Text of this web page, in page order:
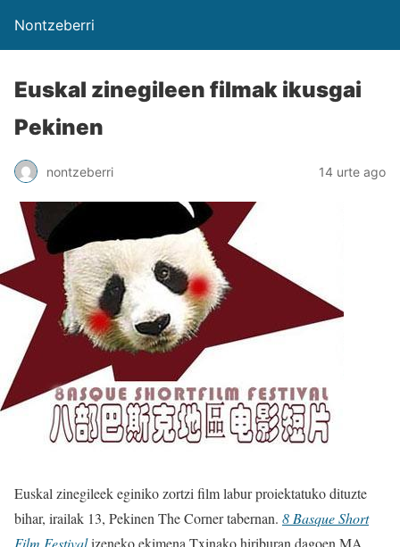
Nontzeberri
Euskal zinegileen filmak ikusgai
Pekinen
nontzeberri 14 urte ago
Euskal zinegileek eginiko zortzi film labur proiektatuko dituzte
bihar, irailak 13, Pekinen The Corner tabernan. 8 Basque Short
Film Festivalizeneko ekimena Txinako hiriburan dagoen MA